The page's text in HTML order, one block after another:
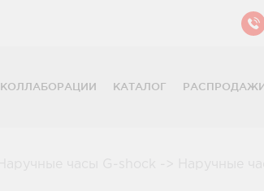
КОЛЛАБОРАЦИИ
КАТАЛОГ